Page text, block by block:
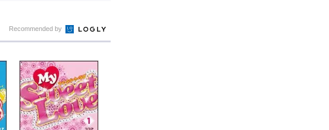
Recommended by